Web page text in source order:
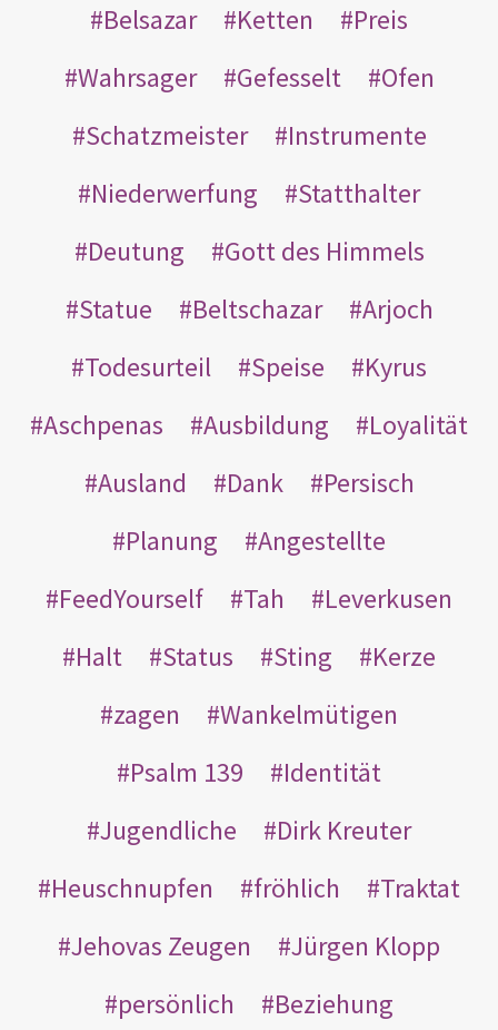
Belsazar
Ketten
Preis
Wahrsager
Gefesselt
Ofen
Schatzmeister
Instrumente
Niederwerfung
Statthalter
Deutung
Gott des Himmels
Statue
Beltschazar
Arjoch
Todesurteil
Speise
Kyrus
Aschpenas
Ausbildung
Loyalität
Ausland
Dank
Persisch
Planung
Angestellte
FeedYourself
Tah
Leverkusen
Halt
Status Sting
Kerze
zagen
Wankelmütigen
Psalm 139
Identität
Jugendliche
Dirk Kreuter
Heuschnupfen
fröhlich
Traktat
Jehovas Zeugen
Jürgen Klopp
persönlich
Beziehung